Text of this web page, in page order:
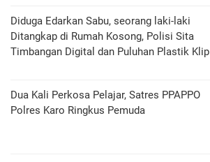
Diduga Edarkan Sabu, seorang laki-laki
Ditangkap di Rumah Kosong, Polisi Sita
Timbangan Digital dan Puluhan Plastik Klip
Dua Kali Perkosa Pelajar, Satres PPAPPO
Polres Karo Ringkus Pemuda